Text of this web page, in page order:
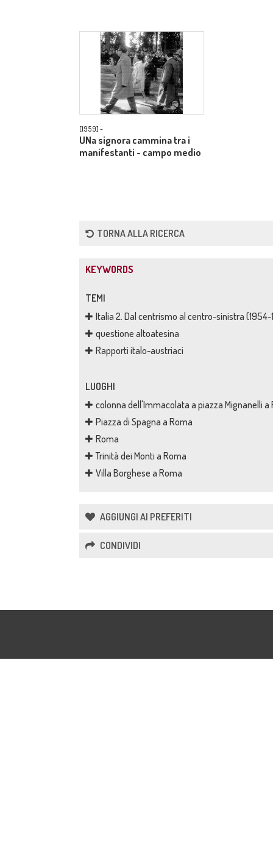
[1959] -
UNa signora cammina tra i
manifestanti - campo medio
TORNA ALLA RICERCA
KEYWORDS
TEMI
Italia 2. Dal centrismo al centro-sinistra (1954-
questione altoatesina
Rapporti italo-austriaci
LUOGHI
colonna dell'Immacolata a piazza Mignanelli a
Piazza di Spagna a Roma
Roma
Trinità dei Monti a Roma
Villa Borghese a Roma
AGGIUNGI AI PREFERITI
CONDIVIDI